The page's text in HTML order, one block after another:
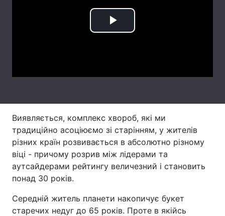
Play
Виявляється, комплекс хвороб, які ми
традиційно асоціюємо зі старінням, у жителів
різних країн розвивається в абсолютно різному
віці - причому розрив між лідерами та
аутсайдерами рейтингу величезний і становить
понад 30 років.
Середній житель планети накопичує букет
старечих недуг до 65 років. Проте в якійсь